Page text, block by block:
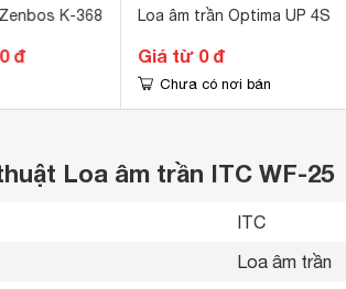
K-368
đ
Loa âm trần Optima UP 4S
Giá từ 0 đ
Chưa có nơi bán
Loa âm trần ITC WF-25
ITC
Loa âm trần